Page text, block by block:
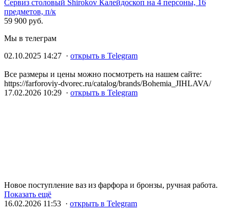
Сервиз столовый Shirokov Калейдоскоп на 4 персоны, 16
предметов, п/к
59 900 руб.
Мы в телеграм
02.10.2025 14:27 · открыть в Telegram
Все размеры и цены можно посмотреть на нашем сайте:
https://farforoviy-dvorec.ru/catalog/brands/Bohemia_JIHLAVA/
17.02.2026 10:29 · открыть в Telegram
Новое поступление ваз из фарфора и бронзы, ручная работа.
Показать ещё
16.02.2026 11:53 · открыть в Telegram